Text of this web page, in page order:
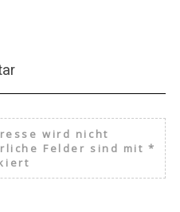
wird nicht
Felder sind mit*